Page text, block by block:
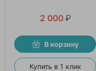
2 000 ₽
В корзину
Купить в 1 клик